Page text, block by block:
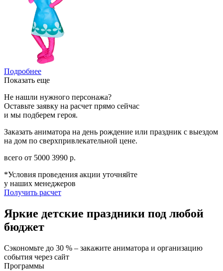
Подробнее
Показать еще
Не нашли нужного персонажа?
Оставьте заявку на расчет прямо сейчас
и мы подберем героя.
Заказать аниматора на день рождение или праздник с выездом
на дом по сверхпривлекательной цене.
всего от 5000 3990 р.
*Условия проведения акции уточняйте
у наших менеджеров
Получить расчет
Яркие детские праздники под любой
бюджет
Сэкономьте до 30 % – закажите аниматора и организацию
события через сайт
Программы